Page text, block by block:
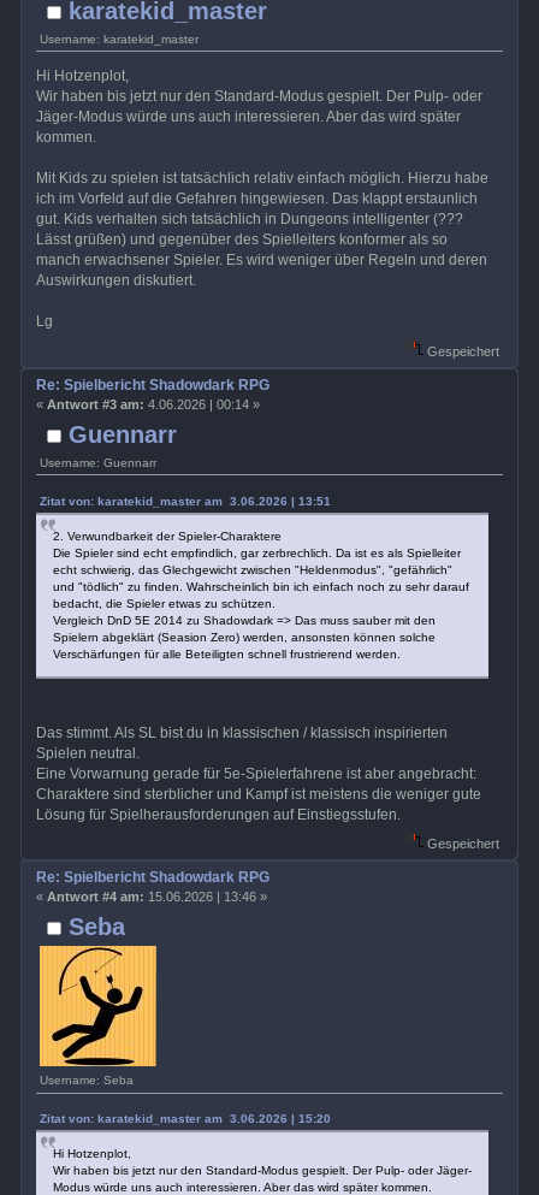
karatekid_master
Username: karatekid_master
Hi Hotzenplot,
Wir haben bis jetzt nur den Standard-Modus gespielt. Der Pulp- oder
Jäger-Modus würde uns auch interessieren. Aber das wird später
kommen.
Mit Kids zu spielen ist tatsächlich relativ einfach möglich. Hierzu habe
ich im Vorfeld auf die Gefahren hingewiesen. Das klappt erstaunlich
gut. Kids verhalten sich tatsächlich in Dungeons intelligenter (???
Lässt grüßen) und gegenüber des Spielleiters konformer als so
manch erwachsener Spieler. Es wird weniger über Regeln und deren
Auswirkungen diskutiert.
Lg
Gespeichert
Guennarr
Username: Guennarr
Re: Spielbericht Shadowdark RPG
« Antwort #3 am: 4.06.2026 | 00:14 »
Zitat von: karatekid_master am 3.06.2026 | 13:51
2. Verwundbarkeit der Spieler-Charaktere
Die Spieler sind echt empfindlich, gar zerbrechlich. Da ist es als Spielleiter
echt schwierig, das Glechgewicht zwischen "Heldenmodus", "gefährlich"
und "tödlich" zu finden. Wahrscheinlich bin ich einfach noch zu sehr darauf
bedacht, die Spieler etwas zu schützen.
Vergleich DnD 5E 2014 zu Shadowdark => Das muss sauber mit den
Spielern abgeklärt (Seasion Zero) werden, ansonsten können solche
Verschärfungen für alle Beteiligten schnell frustrierend werden.
Das stimmt. Als SL bist du in klassischen / klassisch inspirierten
Spielen neutral.
Eine Vorwarnung gerade für 5e-Spielerfahrene ist aber angebracht:
Charaktere sind sterblicher und Kampf ist meistens die weniger gute
Lösung für Spielherausforderungen auf Einstiegsstufen.
Gespeichert
Seba
Username: Seba
Re: Spielbericht Shadowdark RPG
« Antwort #4 am: 15.06.2026 | 13:46 »
Zitat von: karatekid_master am 3.06.2026 | 15:20
Hi Hotzenplot,
Wir haben bis jetzt nur den Standard-Modus gespielt. Der Pulp- oder Jäger-
Modus würde uns auch interessieren. Aber das wird später kommen.